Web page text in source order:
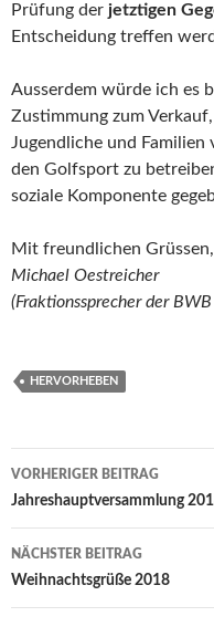
Prüfung der jetztigen
Entscheidung treffen
Ausserdem würde ich es
Zustimmung zum
Jugendliche und
den Golfsport zu
soziale Komponente
Mit freundlichen Grüssen,
Michael Oestreicher
(Fraktionssprecher der
HERVORHEBEN
Beitrags-
Navigation
VORHERIGER BEITRAG
Jahreshauptversammlung
NÄCHSTER BEITRAG
Weihnachtsgrüße 2018